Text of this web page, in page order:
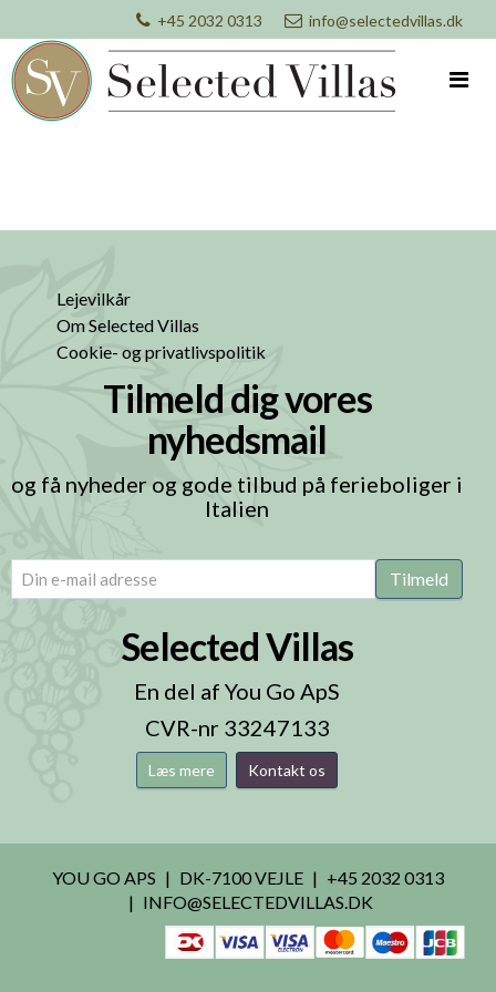
+45 2032 0313 info@selectedvillas.dk
Lejevilkår
Om Selected Villas
Cookie- og privatlivspolitik
Tilmeld dig vores
nyhedsmail
og få nyheder og gode tilbud på ferieboliger i
Italien
email (Påkrævet) Tilmeld
Selected Villas
En del af You Go ApS
CVR-nr 33247133
Læs mere Kontakt os
YOU GO APS DK-7100 VEJLE
+45 2032 0313
INFO@SELECTEDVILLAS.DK